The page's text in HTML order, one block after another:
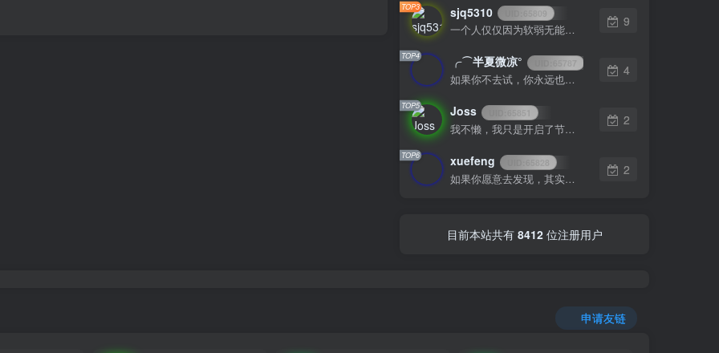
TOP3 sjq5310
一个人仅仅因为软弱无能或优柔寡断就完全可能招致痛苦
9
TOP4 ╭⌒半夏微凉° 65787
如果你不去试，你永远也不知道结果，所以去试试吧
4
TOP5 Joss
我不懒，我只是开启了节能模式
2
TOP6 xuefeng
如果你愿意去发现，其实每一天都很美
2
目前本站共有 8412位注册用户
申请友链